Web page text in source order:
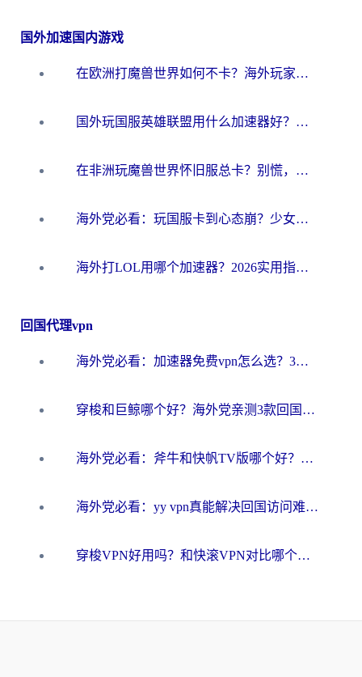
国外加速国内游戏
在欧洲打魔兽世界如何不卡？海外玩家的国服游戏加速终极攻略
国外玩国服英雄联盟用什么加速器好？海外党亲测有效的国服游戏加速指南
在非洲玩魔兽世界怀旧服总卡？别慌，这份指南帮你丝滑开荒
海外党必看：玩国服卡到心态崩？少女前线云图计划加速器免费推荐+碧蓝航线足球世界流畅攻略
海外打LOL用哪个加速器？2026实用指南：从延迟到设备适配，一篇解决你的国服游戏痛点
回国代理vpn
海外党必看：加速器免费vpn怎么选？3步教你无缝访问国内资源
穿梭和巨鲸哪个好？海外党亲测3款回国加速器，教你避开90%的坑
海外党必看：斧牛和快帆TV版哪个好？3分钟选对回国加速器，无缝刷B站、追热剧
海外党必看：yy vpn真能解决回国访问难题？附云极initap测评+免费方案对比
穿梭VPN好用吗？和快滚VPN对比哪个回国效果更好？海外党选回国加速器必看指南